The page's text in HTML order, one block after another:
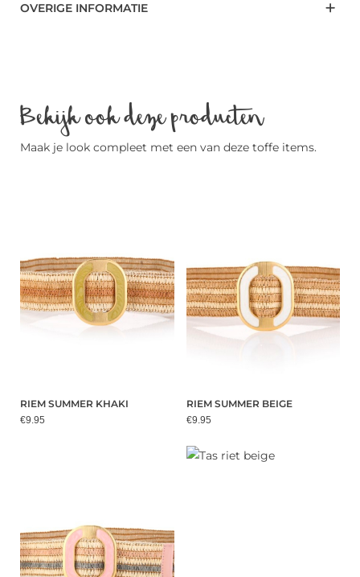
OVERIGE INFORMATIE
Bekijk ook deze producten
Maak je look compleet met een van deze toffe items.
RIEM SUMMER KHAKI
€9.95
RIEM SUMMER BEIGE
€9.95